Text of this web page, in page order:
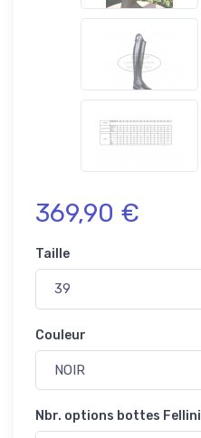
369,90 €
Taille
Couleur
Nbr. options bottes Fellini